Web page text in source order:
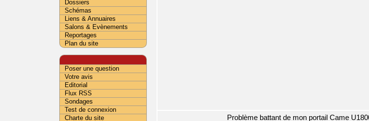
Problème battant de mon portail Came
Dossiers
Schémas
Liens & Annuaires
Salons & Evènements
Reportages
Plan du site
Poser une question
Votre avis
Editorial
Flux RSS
Sondages
Test de connexion
Charte du site